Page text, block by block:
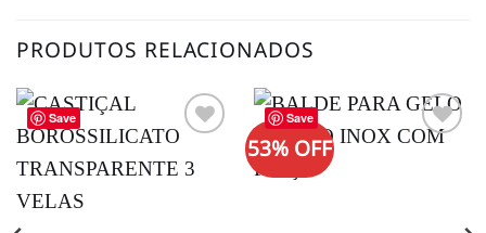
PRODUTOS RELACIONADOS
Save
à lista de
Save
53% OFF